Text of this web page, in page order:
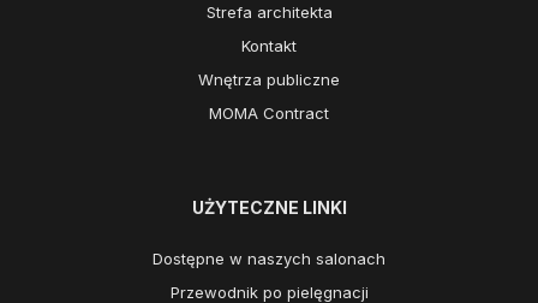
Strefa architekta
Kontakt
Wnętrza publiczne
MOMA Contract
UŻYTECZNE LINKI
Dostępne w naszych salonach
Przewodnik po pielęgnacji